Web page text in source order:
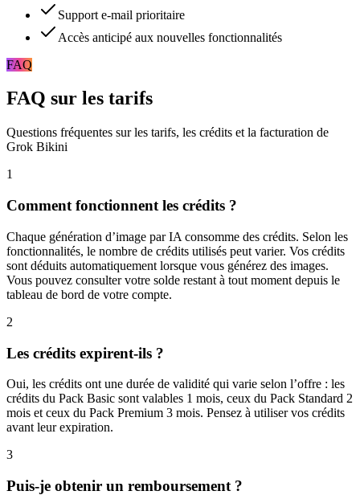
Support e-mail prioritaire
Accès anticipé aux nouvelles fonctionnalités
FAQ
FAQ sur les tarifs
Questions fréquentes sur les tarifs, les crédits et la facturation de
Grok Bikini
1
Comment fonctionnent les crédits ?
Chaque génération d’image par IA consomme des crédits. Selon les
fonctionnalités, le nombre de crédits utilisés peut varier. Vos crédits
sont déduits automatiquement lorsque vous générez des images.
Vous pouvez consulter votre solde restant à tout moment depuis le
tableau de bord de votre compte.
2
Les crédits expirent-ils ?
Oui, les crédits ont une durée de validité qui varie selon l’offre : les
crédits du Pack Basic sont valables 1 mois, ceux du Pack Standard 2
mois et ceux du Pack Premium 3 mois. Pensez à utiliser vos crédits
avant leur expiration.
3
Puis-je obtenir un remboursement ?